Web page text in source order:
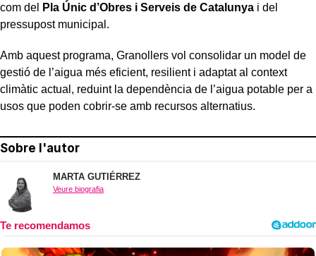
com del
Pla Únic d’Obres i Serveis de Catalunya i del
pressupost municipal.
Amb aquest programa, Granollers vol consolidar un model de
gestió de l’aigua més eficient, resilient i adaptat al context
climàtic actual, reduint la dependència de l’aigua potable per a
usos que poden cobrir-se amb recursos alternatius.
Sobre l'autor
MARTA GUTIÉRREZ
Veure biografia